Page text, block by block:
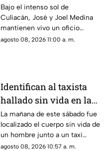
los ladrilleros en
Culiacán
Bajo el intenso sol de
Culiacán, José y Joel Medina
mantienen vivo un oficio
tradicional: la elaboración
agosto 08, 2026 11:00 a. m.
Identifican al taxista
hallado sin vida en la
Jorge Almada,
Culiacán; no lo veían
desde la noche anterior
La mañana de este sábado fue
localizado el cuerpo sin vida de
un hombre junto a un taxi
abandonado, en la ciudad de
agosto 08, 2026 10:57 a. m.